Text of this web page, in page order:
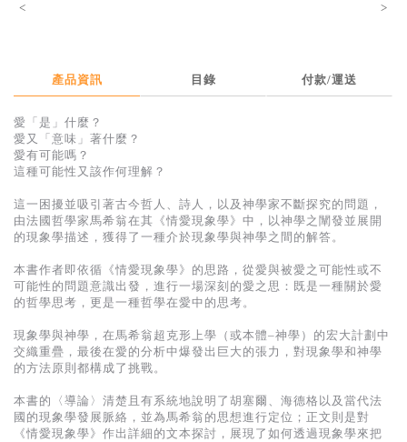
得獎作品推介
暢銷榜
中文二手書
精選英文書
基道 Top 50
< >
產品資訊 目錄 付款/運送
愛「是」什麼？
愛又「意味」著什麼？
愛有可能嗎？
這種可能性又該作何理解？
這一困擾並吸引著古今哲人、詩人，以及神學家不斷探究的問題，
由法國哲學家馬希翁在其《情愛現象學》中，以神學之闡發並展開
的現象學描述，獲得了一種介於現象學與神學之間的解答。
本書作者即依循《情愛現象學》的思路，從愛與被愛之可能性或不
可能性的問題意識出發，進行一場深刻的愛之思：既是一種關於愛
的哲學思考，更是一種哲學在愛中的思考。
現象學與神學，在馬希翁超克形上學（或本體–神學）的宏大計劃中
交織重疊，最後在愛的分析中爆發出巨大的張力，對現象學和神學
的方法原則都構成了挑戰。
本書的〈導論〉清楚且有系統地說明了胡塞爾、海德格以及當代法
國的現象學發展脈絡，並為馬希翁的思想進行定位；正文則是對
《情愛現象學》作出詳細的文本探討，展現了如何透過現象學來把